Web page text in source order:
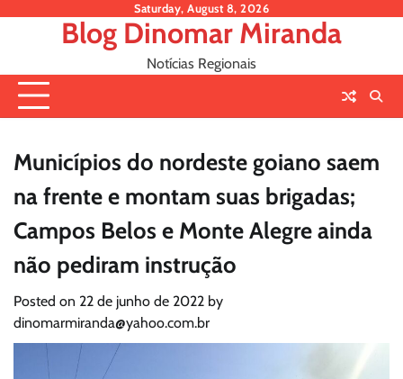
Saturday, August 8, 2026
Blog Dinomar Miranda
Notícias Regionais
Municípios do nordeste goiano saem
na frente e montam suas brigadas;
Campos Belos e Monte Alegre ainda
não pediram instrução
Posted on 22 de junho de 2022 by
dinomarmiranda@yahoo.com.br